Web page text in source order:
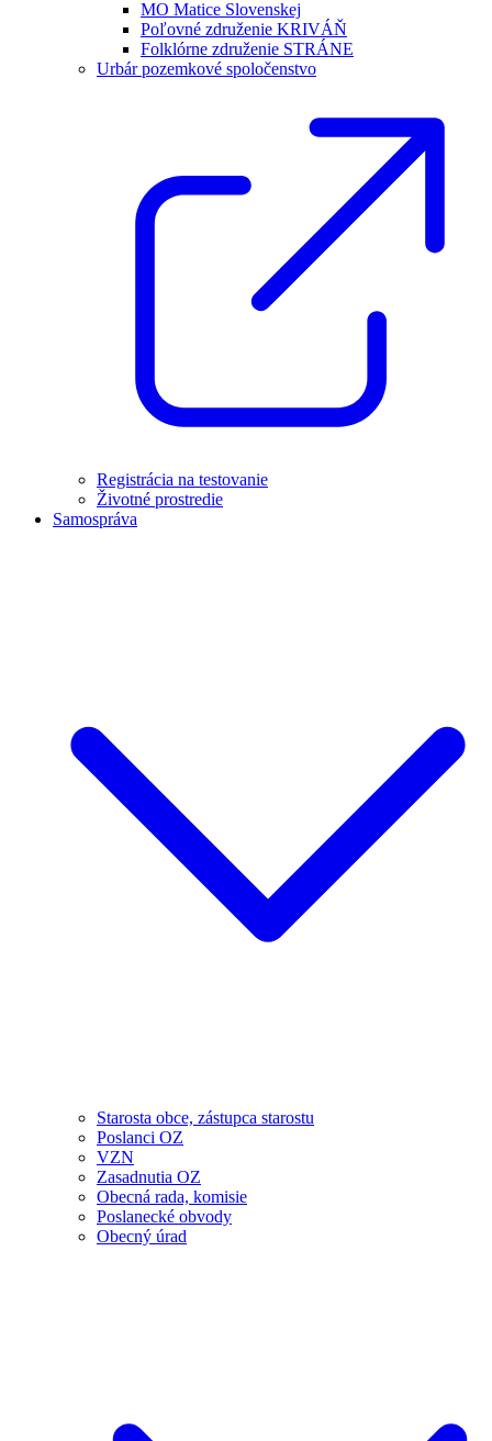
MO Matice Slovenskej
Poľovné združenie KRIVÁŇ
Folklórne združenie STRÁNE
Urbár pozemkové spoločenstvo
Registrácia na testovanie
Životné prostredie
Samospráva
Starosta obce, zástupca starostu
Poslanci OZ
VZN
Zasadnutia OZ
Obecná rada, komisie
Poslanecké obvody
Obecný úrad